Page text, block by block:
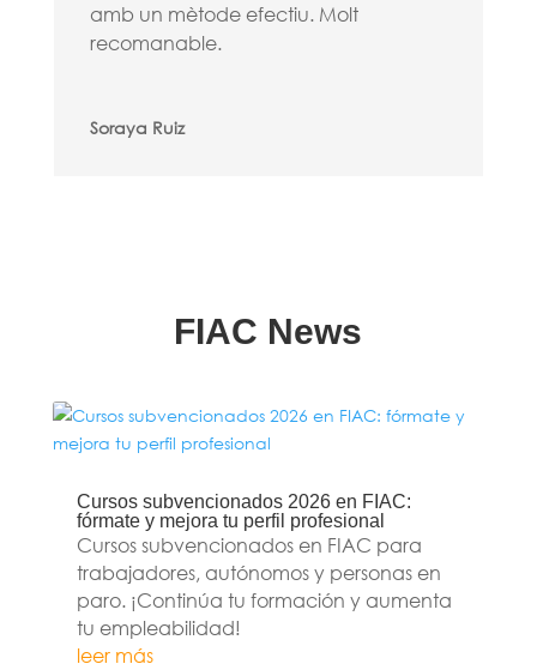
amb un mètode efectiu. Molt
recomanable.
Soraya Ruiz
FIAC News
Cursos subvencionados 2026 en FIAC:
fórmate y mejora tu perfil profesional
Cursos subvencionados en FIAC para
trabajadores, autónomos y personas en
paro. ¡Continúa tu formación y aumenta
tu empleabilidad!
leer más